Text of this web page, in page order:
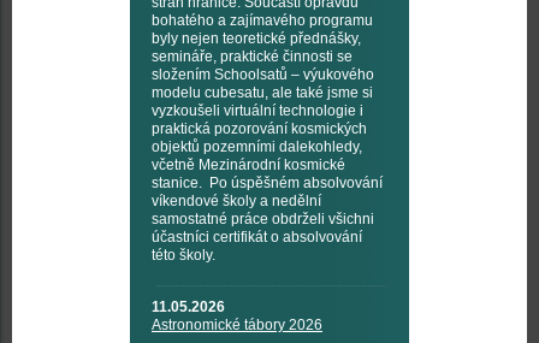
bohatého a zajímavého programu
byly nejen teoretické přednášky,
semináře, praktické činnosti se
složením Schoolsatů – výukového
modelu cubesatu, ale také jsme si
vyzkoušeli virtuální technologie i
praktická pozorování kosmických
objektů pozemními dalekohledy,
včetně Mezinárodní kosmické
stanice. Po úspěšném absolvování
víkendové školy a nedělní
samostatné práce obdrželi všichni
účastníci certifikát o absolvování
této školy.
11.05.2026
Astronomické tábory 2026